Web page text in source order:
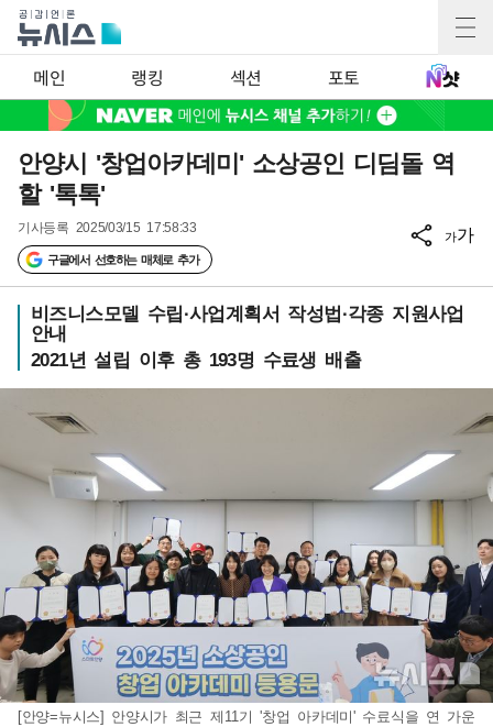
메인 랭킹 섹션 포토
안양시 '창업아카데미' 소상공인 디딤돌 역
할 '톡톡'
기사등록 2025/03/15 17:58:33
구글에서 선호하는 매체로 추가
가가
비즈니스모델 수립·사업계획서 작성법·각종 지원사업
안내
2021년 설립 이후 총 193명 수료생 배출
[안양=뉴시스] 안양시가 최근 제11기 '창업 아카데미' 수료식을 연 가운